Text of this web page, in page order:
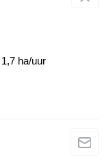
1,7 ha/uur